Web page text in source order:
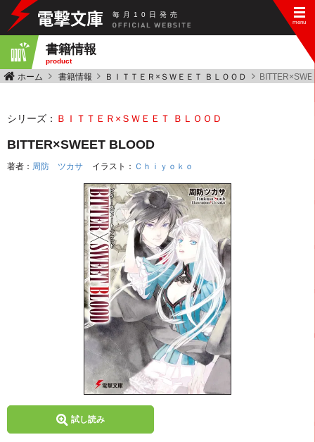
毎 月 10 日 発 売
書籍情報
product
ホーム 書籍情報 ＢＩＴＴＥＲ×ＳＷＥＥＴ ＢＬＯＯＤ
シリーズ： ＢＩＴＴＥＲ×ＳＷＥＥＴ ＢＬＯＯＤ
BITTER×SWEET BLOOD
著者： 周防 ツカサ イラスト： Ｃｈｉｙｏｋｏ
試し読み